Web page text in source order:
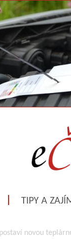
TIPY A
postaví novou